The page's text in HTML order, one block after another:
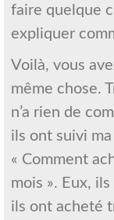
faire quelque
expliquer
Voilà, vous
même chose.
n’a rien de
ils ont suivi
« Comment
mois ». Eux,
ils ont acheté